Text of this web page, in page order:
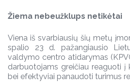
Žiema nebeužklups netikėtai
Viena iš svarbiausių šių metų
spalio 23 d. pažangiausio
valdymo centro atidarymas
darbuotojams greičiau reaguoti į
bei efektyviai panaudoti turimus